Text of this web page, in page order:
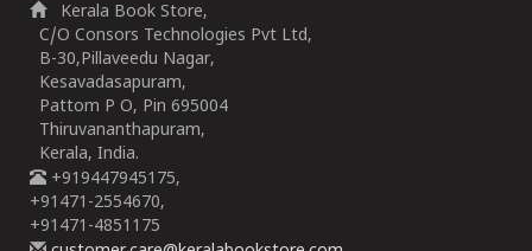
Kerala Book Store,
C/O Consors Technologies Pvt Ltd,
B-30,Pillaveedu Nagar,
Kesavadasapuram,
Pattom P O, Pin 695004
Thiruvananthapuram,
Kerala, India.
+919447945175,
+91471-2554670,
+91471-4851175